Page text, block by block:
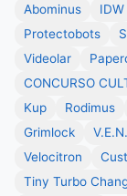
Abominus
IDW
Protectobots
Videolar
CONCURSO
Kup
Rodimus
Grimlock
Velocitron
Tiny Turbo